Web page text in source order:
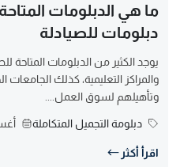
ما هي الدبلومات
دبلومات للصيادلة
يوجد الكثير من الدبلومات المتاحة
والمراكز التعليمية، كذلك
وتأهيلهم لسوق العمل....
دبلومة التجميل المتكاملة
اقرأ أكثر